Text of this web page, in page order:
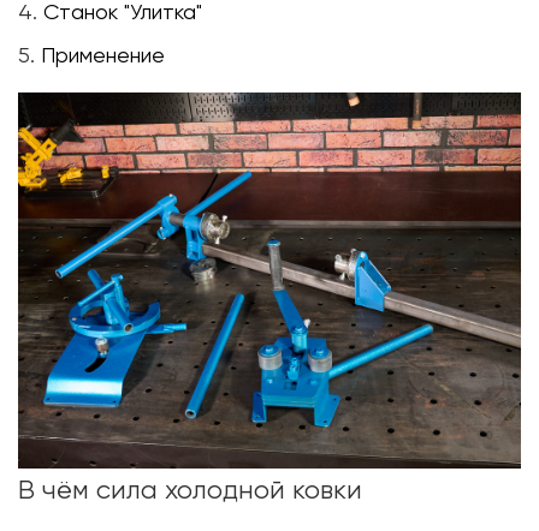
4. Станок "Улитка"
5. Применение
В чём сила холодной ковки